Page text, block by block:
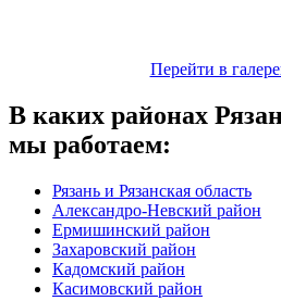
Перейти в
В каких районах
мы работаем:
Рязань и Рязанская область
Александро-Невский район
Ермишинский район
Захаровский район
Кадомский район
Касимовский район